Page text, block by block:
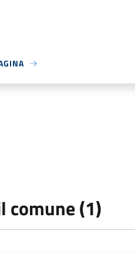
comune (1)